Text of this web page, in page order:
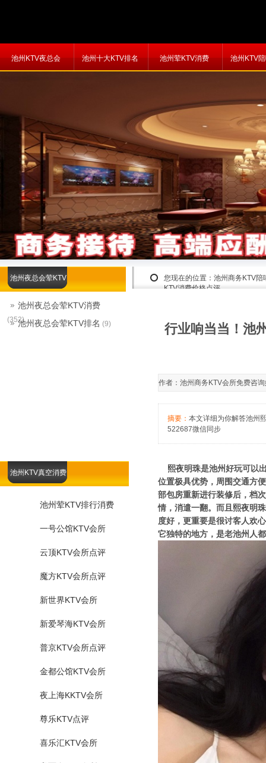
池州KTV夜总会 池州十大KTV排名 池州荤KTV消费 池州KTV
您现在的位置： 池州商务KTV陪
KTV消费价格点评
池州KTV真空消费
池州荤KTV排行消费
一号公馆KTV会所
云顶KTV会所点评
魔方KTV会所点评
新世界KTV会所
新爱琴海KTV会所
普京KTV会所点评
金都公馆KTV会所
夜上海KKTV会所
尊乐KTV点评
喜乐汇KTV会所
行业响当当！池
作者：池州商务KTV会所免费咨
摘要： 本文详细为你解答池州
522687微信同步
熙夜明珠是池州好玩可以
位置极具优势，周围交通方
部包房重新进行装修后，档
情，消遣一翻。而且熙夜明
度好，更重要是很讨客人欢
它独特的地方，是老池州人
池州夜总会荤KTV
池州夜总会荤KTV消费
(352)池州夜总会荤KTV排名 (9)